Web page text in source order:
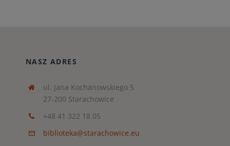
NASZ ADRES
ul. Jana Kochanowskiego 5
27-200 Starachowice
+48 41 322 18 05
biblioteka@starachowice.eu